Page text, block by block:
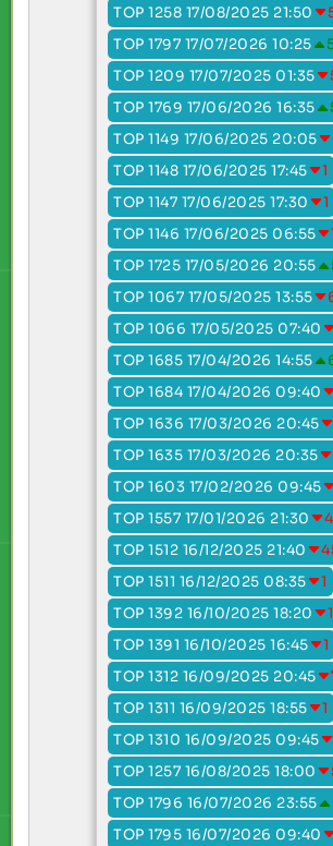
TOP 1258 17/08/2025 21:50
TOP 1797 17/07/2026 10:25
TOP 1209 17/07/2025 01:35
TOP 1769 17/06/2026 16:35
TOP 1149 17/06/2025 20:05
TOP 1148 17/06/2025 17:45
1
TOP 1147 17/06/2025 17:30
1
TOP 1146 17/06/2025 06:55
TOP 1725 17/05/2026 20:55
TOP 1067 17/05/2025 13:55
TOP 1066 17/05/2025 07:40
TOP 1685 17/04/2026 14:55
TOP 1684 17/04/2026 09:40
TOP 1636 17/03/2026 20:45
TOP 1635 17/03/2026 20:35
TOP 1603 17/02/2026 09:45
TOP 1557 17/01/2026 21:30
TOP 1512 16/12/2025 21:40
TOP 1511 16/12/2025 08:35
1
TOP 1392 16/10/2025 18:20
TOP 1391 16/10/2025 16:45
1
TOP 1312 16/09/2025 20:45
TOP 1311 16/09/2025 18:55
1
TOP 1310 16/09/2025 09:45
TOP 1257 16/08/2025 18:00
TOP 1796 16/07/2026 23:55
TOP 1795 16/07/2026 09:40